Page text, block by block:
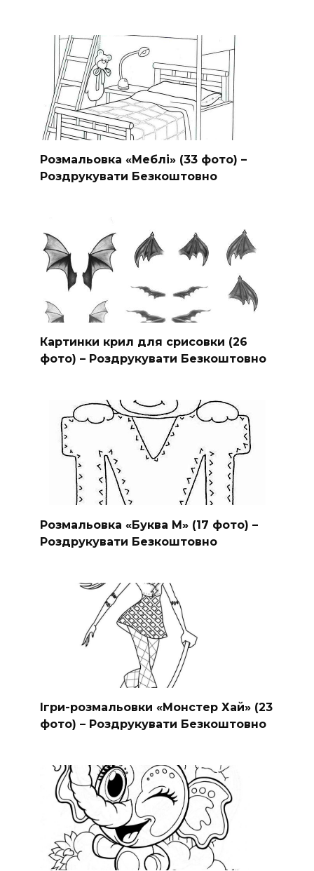
Розмальовка «Меблі» (33 фото) –
Роздрукувати Безкоштовно
Картинки крил для срисовки (26
фото) – Роздрукувати Безкоштовно
Розмальовка «Буква М» (17 фото) –
Роздрукувати Безкоштовно
Ігри-розмальовки «Монстер Хай» (23
фото) – Роздрукувати Безкоштовно